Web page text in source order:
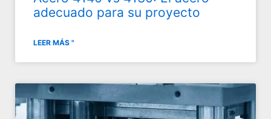
adecuado para su proyecto
LEER MÁS "